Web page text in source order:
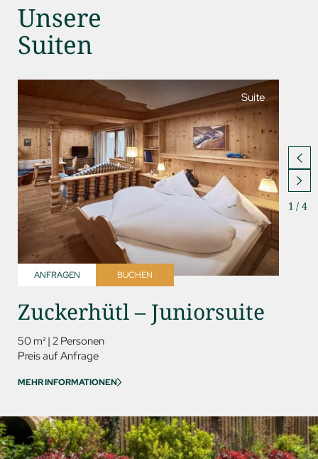
Unsere
Suiten
1 / 4
Suite
BUCHEN
ANFRAGEN
Zuckerhütl – Juniorsuite
50 m² | 2 Personen
Preis auf Anfrage
MEHR INFORMATIONEN